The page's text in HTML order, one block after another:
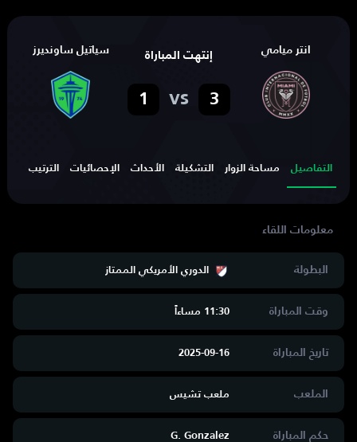
انتر ميامي إنتهت المباراة
3
vs
1
سياتيل ساونديرز
التفاصيل مساحة الزوار التشكيلة الأحداث الإحصائيات الترتيب
البطولة الدوري الأمريكي الممتاز
وقت المباراة 11:30 مساءاََ
تاريخ المباراة 2025-09-16
الملعب ملعب تشيس
حكم المباراة G. Gonzalez